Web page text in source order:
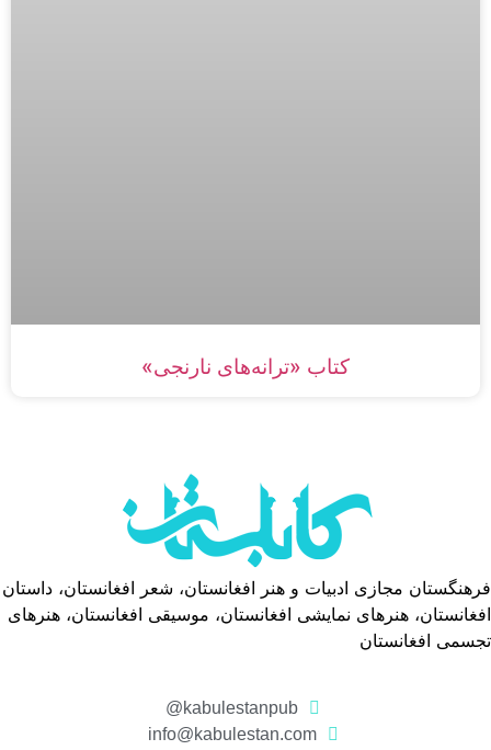
کتاب «ترانه‌های نارنجی»
فرهنگستان مجازی ادبیات و هنر افغانستان، شعر افغانستان، داستان
افغانستان، هنرهای نمایشی افغانستان، موسیقی افغانستان، هنرهای
تجسمی افغانستان
kabulestanpub@
info@kabulestan.com